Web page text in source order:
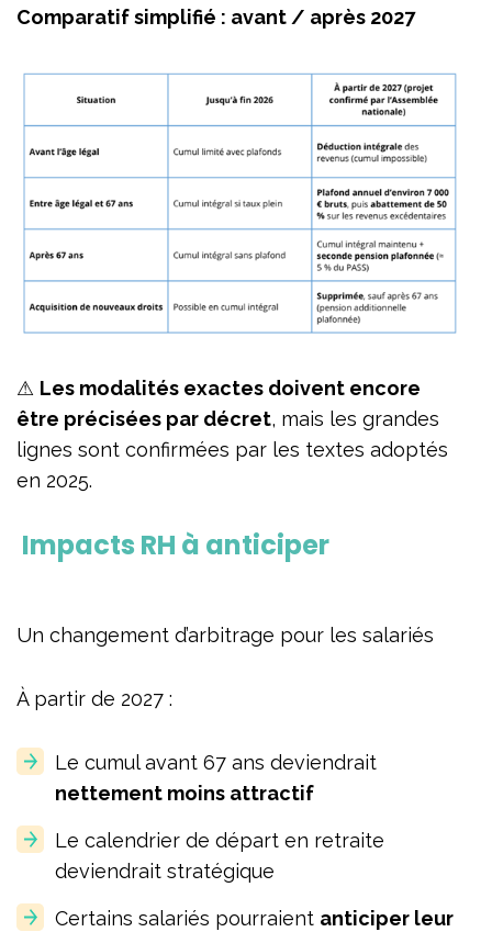
Comparatif simplifié : avant / après 2027
⚠ Les modalités exactes doivent encore
être précisées par décret, mais les grandes
lignes sont confirmées par les textes adoptés
en 2025.
Impacts RH à anticiper
Un changement d’arbitrage pour les salariés
À partir de 2027 :
Le cumul avant 67 ans deviendrait
nettement moins attractif
Le calendrier de départ en retraite
deviendrait stratégique
Certains salariés pourraient anticiper leur